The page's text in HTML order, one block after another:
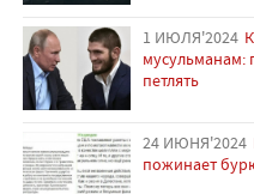
1 ИЮЛЯ'2024
мусульманам:
петлять
24 ИЮНЯ'2024
пожинает